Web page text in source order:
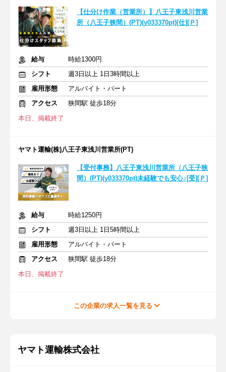
【仕分け作業（営業所）】八王子東浅川営業
所（八王子狭間）(PT)(y033370pt)[仕][Ｐ]
給与
時給1300円
シフト
週3日以上 1日3時間以上
雇用形態
アルバイト・パート
アクセス
狭間駅 徒歩18分
本日、掲載終了
ヤマト運輸(株)八王子東浅川営業所(PT)
【受付事務】八王子東浅川営業所（八王子狭
間）(PT)(y033370pt)未経験でも安心♪[受][Ｐ]
給与
時給1250円
シフト
週3日以上 1日5時間以上
雇用形態
アルバイト・パート
アクセス
狭間駅 徒歩18分
本日、掲載終了
この企業の求人一覧を見る
ヤマト運輸株式会社